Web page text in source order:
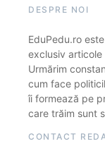
DESPRE NOI
EduPedu.ro
exclusiv
Urmărim
cum face
îi formează pe
care trăim sunt
CONTACT